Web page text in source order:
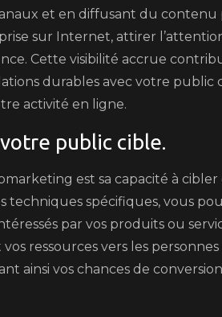
et en diffusant du
sur Internet, attirer
Cette visibilité accrue
durables avec votre public
activité en ligne.
public cible.
est sa capacité à
techniques spécifiques, vous
par vos produits ou
ressources vers les
ainsi vos chances de